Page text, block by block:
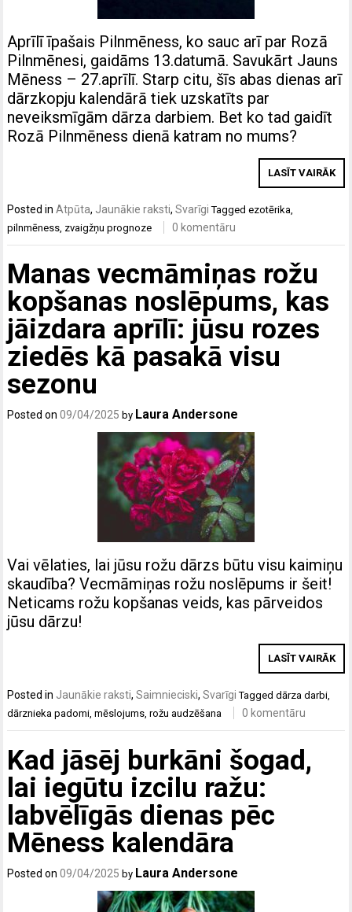
Aprīlī īpašais Pilnmēness, ko sauc arī par Rozā
Pilnmēnesi, gaidāms 13.datumā. Savukārt Jauns
Mēness – 27.aprīlī. Starp citu, šīs abas dienas arī
dārzkopju kalendārā tiek uzskatīts par
neveiksmīgām dārza darbiem. Bet ko tad gaidīt
Rozā Pilnmēness dienā katram no mums?
LASĪT VAIRĀK
Posted inAtpūta, Jaunākie raksti,Svarīgi Taggedezotērika
pilnmēness zvaigžņu prognoze 0 komentāru
Manas vecmāmiņas rožu
kopšanas noslēpums, kas
jāizdara aprīlī: jūsu rozes
ziedēs kā pasakā visu
sezonu
Posted on09/04/2025 by Laura Andersone
Vai vēlaties, lai jūsu rožu dārzs būtu visu kaimiņu
skaudība? Vecmāmiņas rožu noslēpums ir šeit!
Neticams rožu kopšanas veids, kas pārveidos
jūsu dārzu!
LASĪT VAIRĀK
Posted in Jaunākie raksti,Saimnieciski,Svarīgi Taggeddārza darbi,
dārznieka padomi,mēslojums,rožu audzēšana 0 komentāru
Kad jāsēj burkāni šogad,
lai iegūtu izcilu ražu:
labvēlīgās dienas pēc
Mēness kalendāra
Posted on09/04/2025 by Laura Andersone